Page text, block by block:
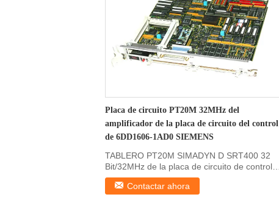
Placa de circuito PT20M 32MHz del
amplificador de la placa de circuito del control
de 6DD1606-1AD0 SIEMENS
TABLERO PT20M SIMADYN D SRT400 32
Bit/32MHz de la placa de circuito de control
6DD1606-1AD0 SIEMENS ...
Contactar ahora